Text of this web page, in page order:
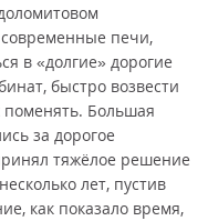
печи,
в «долгие» дорогие
быстро возвести
Большая
за дорогое
тяжёлое решение
лет, пустив
как показало время,